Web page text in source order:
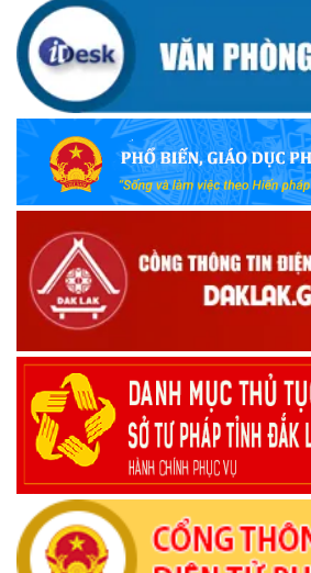
(09/10/2025)
Bộ Quốc phòng công bố thủ tục hành
tái cấu trúc thực hiện toàn trình, một
điện tử
(09/10/2025)
Bộ Chính trị, Ban Bí thư kết luận về
trong vận hành chính quyền địa
(08/10/2025)